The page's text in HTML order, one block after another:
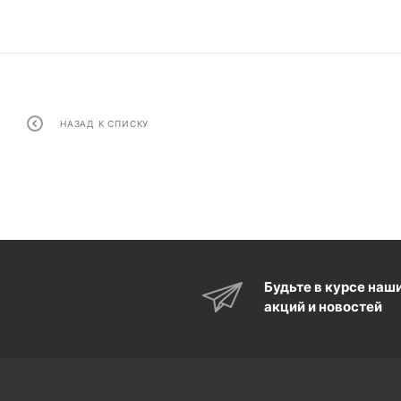
НАЗАД К СПИСКУ
Будьте в курсе
акций и новостей